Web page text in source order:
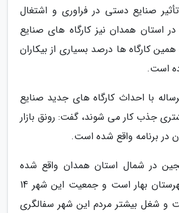
صنایع دستی در فراوری و اشتغال
استان همدان نیز کارگاه های صنایع
کارگاه ها درصد بسیاری از بیکاران
است.
با احداث کارگاه های جدید صنایع
جذب کار می شوند، گفت: رونق بازار
در برنامه واقع شده است.
در شمال استان همدان واقع شده
است و از توابع شهرستان بهار است و جمعیت این شهر 14
نفر است و شغل بیشتر مردم این شهر سفالگری